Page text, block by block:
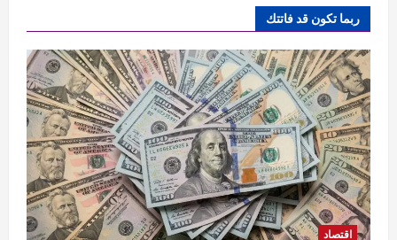
1
0
2
حوادث
قتل شاب بالخصوص.. حبس المتهم بعد إطلاق
النار على شاب دافع عن سيدة
Raneem
أغسطس 7, 2026 0
سياسة
تحركات برلمانية وحكومية في مصر لمواجهة
ربما تكون قد فاتتك
اقتصاد